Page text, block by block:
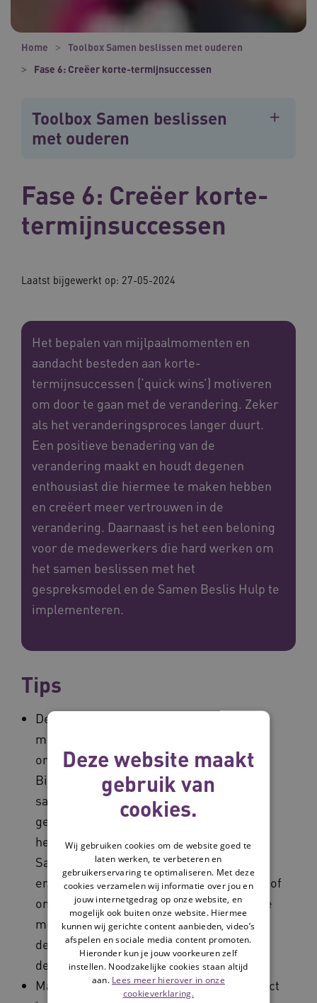
Home
Toolbox Samen beslissen met ouderen
Fase 6: Creëer korte-termijnsuccessen
Toolbox Samen beslissen
met ouderen
Fase 6: Creëer korte-
termijnsuccessen
Laatst bijgewerkt op: 27-05-2024
Het bepalen van mijlpaalmomenten en
aandacht besteden aan korte-
termijnsuccessen (‘quick wins’) motiveren
om door te gaan met de verandering. Zeker
als het veranderingsproces langer duurt.
Een positieve benadering van de
verandering maakt en houdt degenen
enthousiast die hiermee te maken hebben
en creëert meer vertrouwen in de
verandering. Daarnaast is het een beloning
voor de medewerkers die hard werken om
het samen beslissen met het
gespreksmodel en de Samen Beslis Hulp te
implementeren.
Tips
Definieer als projectteam duidelijke
mijlpalen bij verschillende stappen of
onderdelen in je plan van aanpak.
Bijvoorbeeld: ‘Het projectteam is
samengesteld en gestart’, ‘De kick-off is
geweest’, ‘De eerste vijf professionals
hebben de e-learning afgerond’, ‘De 1e
Samen Beslis Hulp is ingevuld’,
enzovoorts. Als de verschillende stappen of
onderdelen veel tijd kosten, is het voor de
motivatie van betrokkenen belangrijk om
de mijlpalen eventueel in kleinere
deelstappen te definiëren.
Maak de mijlpaalmomenten van het project
Deze website maakt
gebruik van
cookies.
Wij gebruiken cookies om de website goed te
laten werken, te verbeteren en
gebruikerservaring te optimaliseren. Met deze
cookies verzamelen wij informatie over jou en
jouw internetgedrag op onze website, en
mogelijk ook buiten onze website. Hiermee
kunnen wij gerichte content aanbieden, video’s
afspelen en sociale media content promoten.
Hieronder kun je jouw voorkeuren zelf
instellen. Noodzakelijke cookies staan altijd
aan. Lees meer hierover in onze
cookieverklaring.